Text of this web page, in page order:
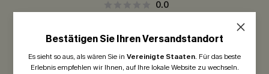
0.0
Seien Sie der Erste, der bewertet
300 Punkte für Ihre Bewertung!
Bestätigen Sie Ihren Versandstandort
Es sieht so aus, als wären Sie in Vereinigte Staaten. Für das beste
Erlebnis empfehlen wir Ihnen, auf Ihre lokale Website zu wechseln.